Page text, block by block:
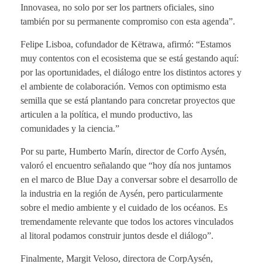
Innovasea, no solo por ser los partners oficiales, sino
también por su permanente compromiso con esta agenda”.
Felipe Lisboa, cofundador de Këtrawa, afirmó: “Estamos
muy contentos con el ecosistema que se está gestando aquí:
por las oportunidades, el diálogo entre los distintos actores y
el ambiente de colaboración. Vemos con optimismo esta
semilla que se está plantando para concretar proyectos que
articulen a la política, el mundo productivo, las
comunidades y la ciencia.”
Por su parte, Humberto Marín, director de Corfo Aysén,
valoró el encuentro señalando que “hoy día nos juntamos
en el marco de Blue Day a conversar sobre el desarrollo de
la industria en la región de Aysén, pero particularmente
sobre el medio ambiente y el cuidado de los océanos. Es
tremendamente relevante que todos los actores vinculados
al litoral podamos construir juntos desde el diálogo”.
Finalmente, Margit Veloso, directora de CorpAysén,